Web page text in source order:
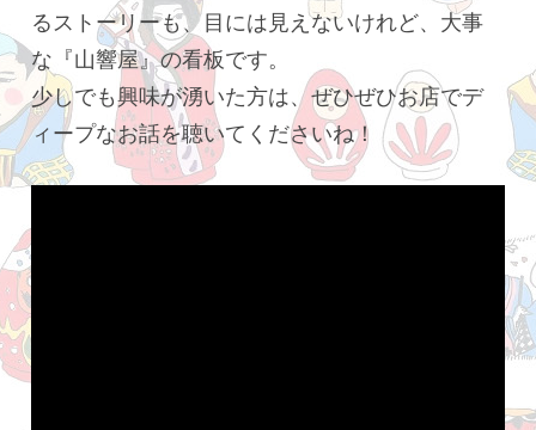
るストーリーも、目には見えないけれど、大事
な『山響屋』の看板です。
少しでも興味が湧いた方は、ぜひぜひお店でデ
ィープなお話を聴いてくださいね！